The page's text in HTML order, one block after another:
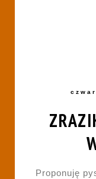
Proponuję